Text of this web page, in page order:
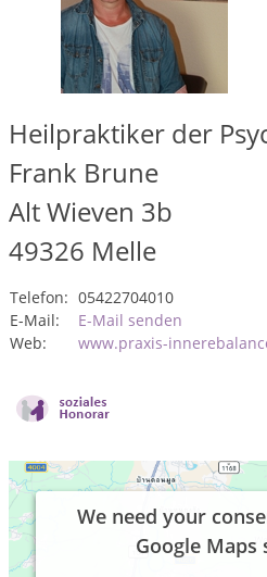
Heilpraktiker der
Frank Brune
Alt Wieven 3b
49326 Melle
Telefon: 05422704010
E-Mail:
E-Mail senden
Web:
www.praxis-
We need your
Google Maps